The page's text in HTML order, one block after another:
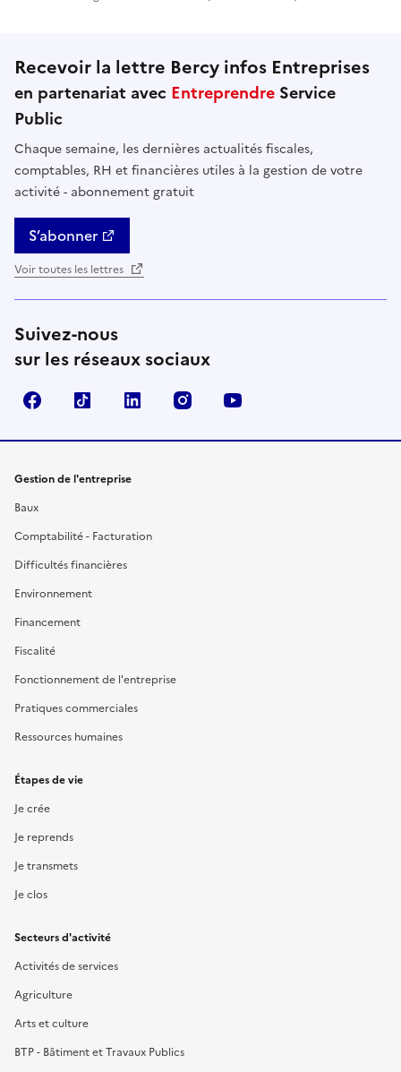
Recevoir la lettre Bercy infos Entreprises
en partenariat avec Entreprendre Service
Public
Chaque semaine, les dernières actualités fiscales,
comptables, RH et financières utiles à la gestion de votre
activité - abonnement gratuit
S’abonner
Voir toutes les lettres
Suivez-nous
sur les réseaux sociaux
FacebookTikTok Linkedin Instagram
Gestion de l'entreprise
Baux
Comptabilité - Facturation
Difficultés financières
Environnement
Financement
Fiscalité
Fonctionnement de l'entreprise
Pratiques commerciales
Ressources humaines
Étapes de vie
Je crée
Je reprends
Je transmets
Je clos
Secteurs d'activité
Activités de services
Agriculture
Arts et culture
BTP - Bâtiment et Travaux Publics